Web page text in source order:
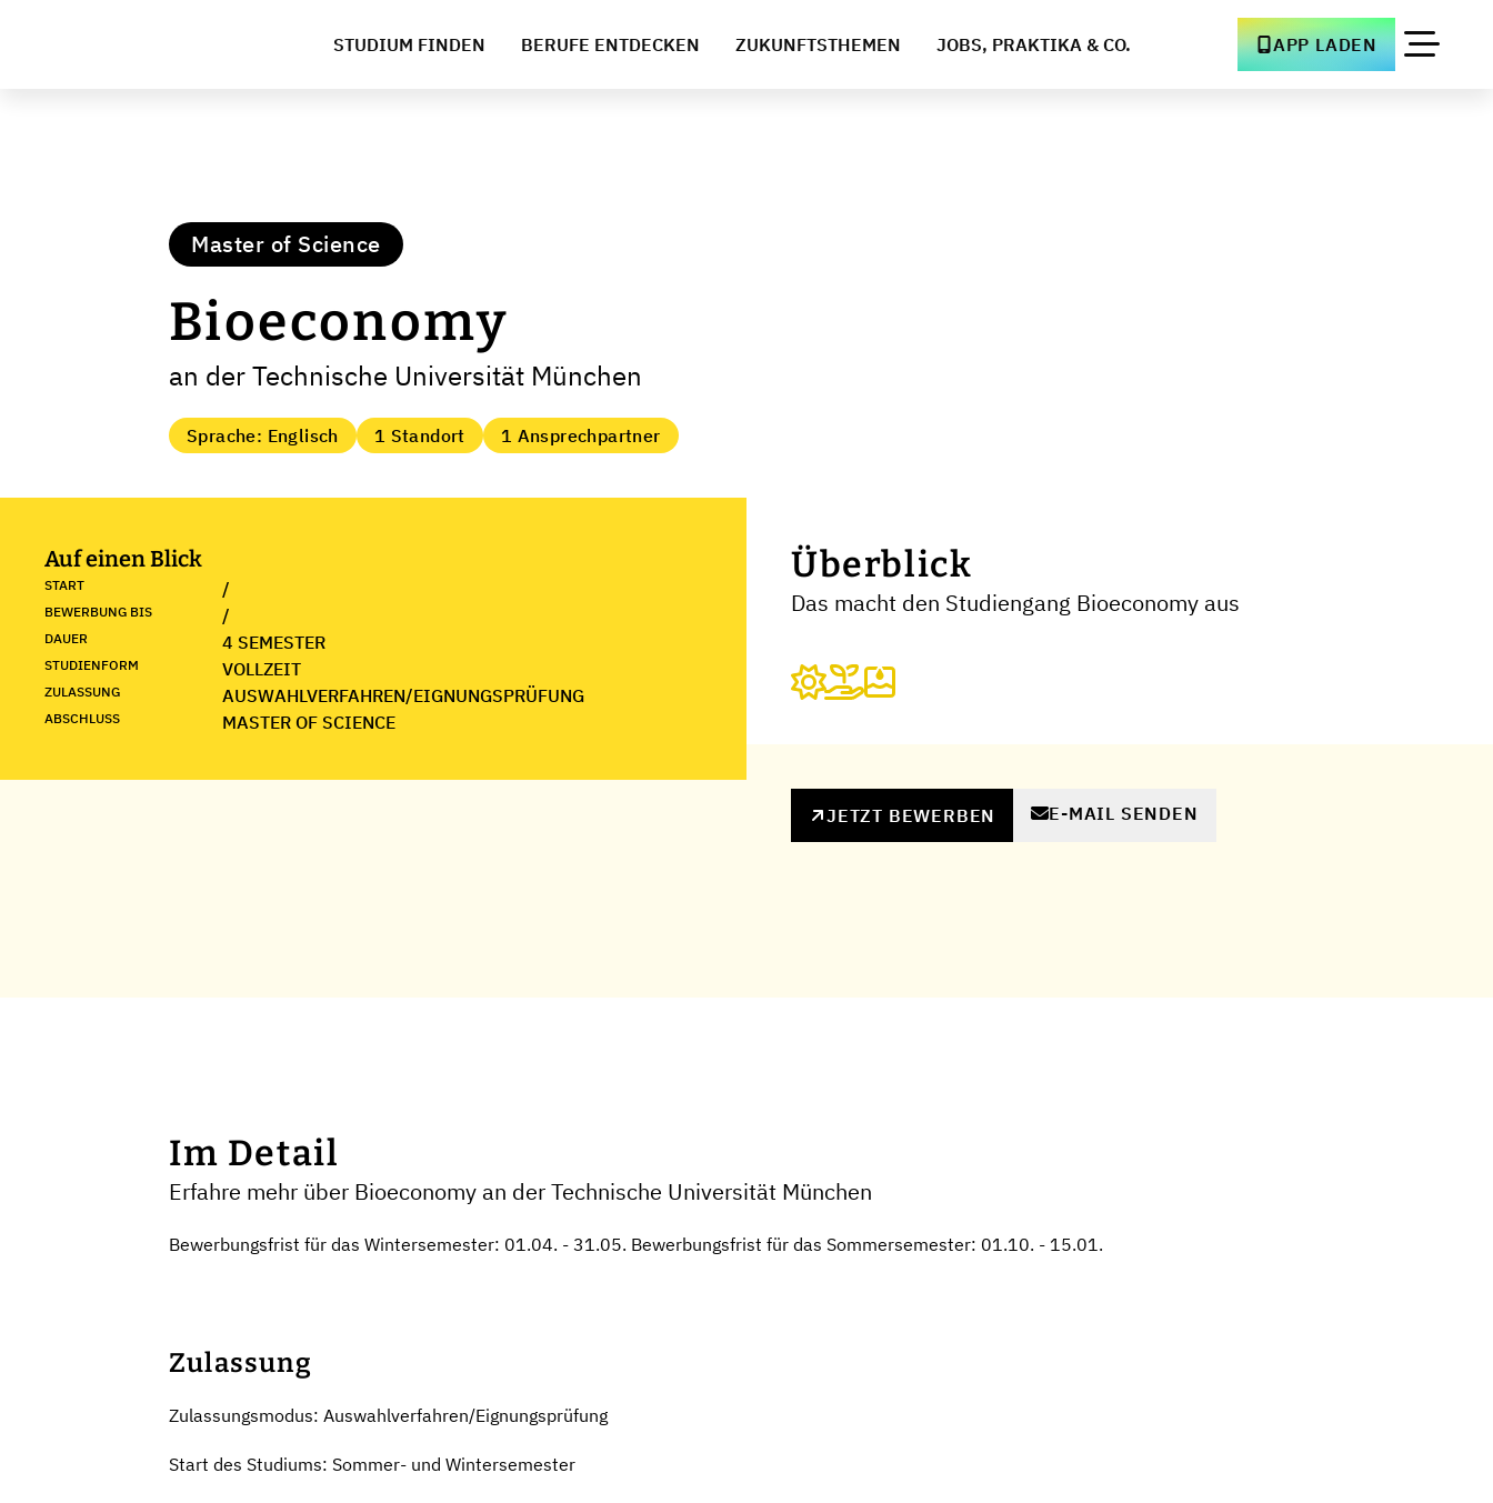
STUDIUM FINDEN BERUFE ENTDECKEN ZUKUNFTSTHEMEN JOBS, PRAKTIKA & CO. APP LADEN
Master of Science
Bioeconomy
an der Technische Universität München
Sprache: Englisch 1 Standort 1 Ansprechpartner
Auf einen Blick
START /
BEWERBUNG BIS /
DAUER 4 SEMESTER
STUDIENFORM VOLLZEIT
ZULASSUNG AUSWAHLVERFAHREN/EIGNUNGSPRÜFUNG
ABSCHLUSS MASTER OF SCIENCE
Überblick
Das macht den Studiengang Bioeconomy aus
JETZT BEWERBEN E-MAIL SENDEN
Im Detail
Erfahre mehr über Bioeconomy an der Technische Universität München
Bewerbungsfrist für das Wintersemester: 01.04. - 31.05. Bewerbungsfrist für das Sommersemester: 01.10. - 15.01.
Zulassung
Zulassungsmodus: Auswahlverfahren/Eignungsprüfung
Start des Studiums: Sommer- und Wintersemester